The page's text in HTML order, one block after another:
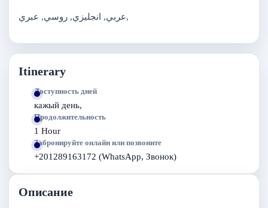
عربي, انجليزي, روسي, عبري,
Itinerary
Доступность дней
кажый день,
Продолжительность
1 Hour
Забронируйте онлайн или позвоните
+201289163172 (WhatsApp, Звонок)
Описание